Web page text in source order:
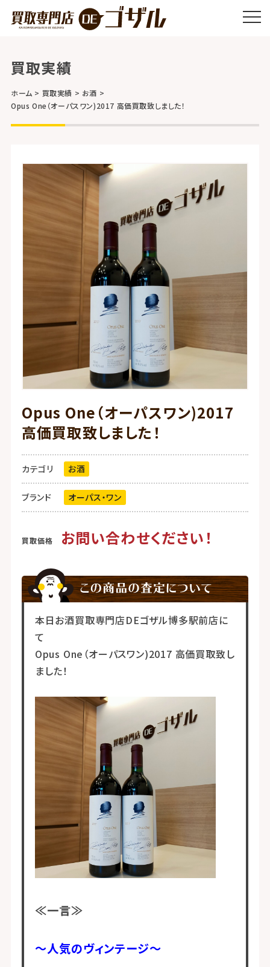
買取実績
ホーム 買取実績
お酒
Opus One（オーパスワン)2017 高価買取致しました！
Opus One（オーパスワン)2017
高価買取致しました！
カテゴリ お酒
ブランド オーパス・ワン
お問い合わせください！
本日お酒買取専門店DEゴザル博多駅前店に
て
Opus One（オーパスワン)2017 高価買取致し
ました！
≪一言≫
～人気のヴィンテージ～